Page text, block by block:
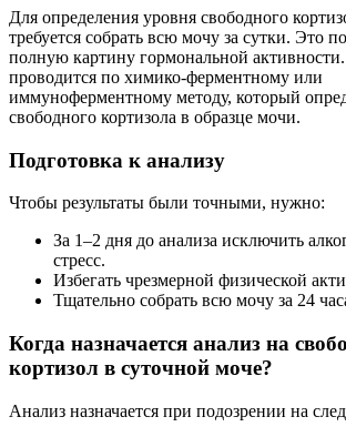
Для определения уровня свободного
требуется собрать всю мочу за сутки. Это
полную картину гормональной
проводится по химико-ферментному или
иммуноферментному методу, который
свободного кортизола в образце мочи.
Подготовка к анализу
Чтобы результаты были точными, нужно:
За 1–2 дня до анализа исключить
стресс.
Избегать чрезмерной физической
Тщательно собрать всю мочу за 24
Когда назначается анализ на
кортизол в суточной моче?
Анализ назначается при подозрении на